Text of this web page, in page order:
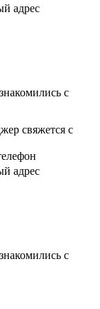
адрес
с
свяжется с
адрес
с